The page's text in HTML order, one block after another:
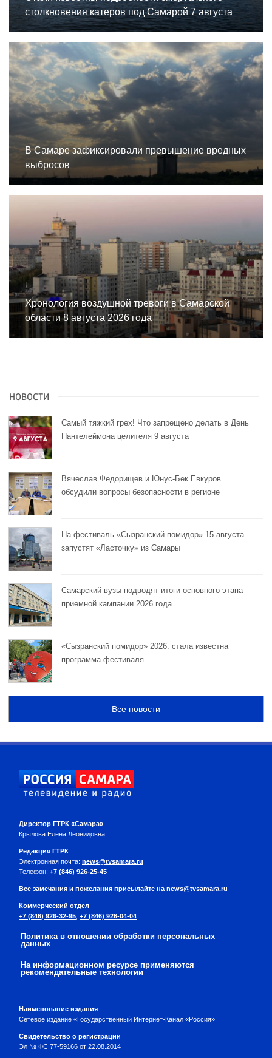
столкновения катеров под Самарой 7 августа
В Самаре зафиксировали превышение вредных
выбросов
Хронология воздушной тревоги в Самарской
области 8 августа 2026 года
НОВОСТИ
Самый тяжкий грех! Что запрещено делать в День
Пантелеймона целителя 9 августа
Вячеслав Федорищев и Юнус-Бек Евкуров
обсудили вопросы безопасности в регионе
На фестиваль «Сызранский помидор» 15 августа
запустят «Ласточку» из Самары
Самарский вузы подводят итоги основного этапа
приемной кампании 2026 года
«Сызранский помидор» 2026: стала известна
программа фестиваля
Все новости
Директор ГТРК «Самара»
Крылова Елена Леонидовна
Редакция ГТРК
Электронная почта: news@tvsamara.ru
Телефон: +7 (846) 926-25-45
Все замечания и пожелания присылайте на news@tvsamara.ru
Коммерческий отдел
+7 (846) 926-32-95 +7 (846) 926-04-04
Политика в отношении обработки персональных
данных
На информационном ресурсе применяются
рекомендательные технологии
Наименование издания
Сетевое издание «Государственный Интернет-Канал «Россия»
Свидетельство о регистрации
Эл № ФС 77-59166 от 22.08.2014